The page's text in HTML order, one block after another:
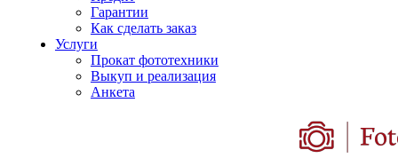
Гарантии
Как сделать заказ
Услуги
Прокат фототехники
Выкуп и реализация
Анкета